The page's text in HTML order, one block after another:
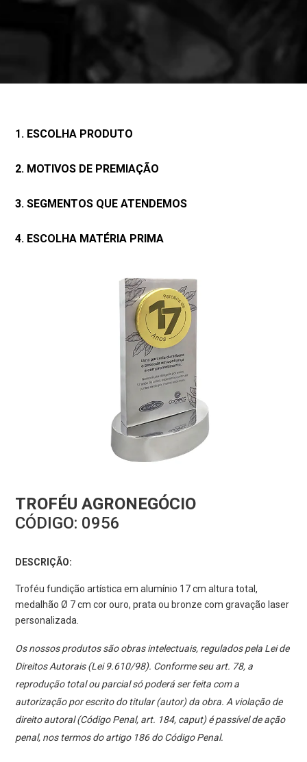
1. ESCOLHA PRODUTO
2. MOTIVOS DE PREMIAÇÃO
3. SEGMENTOS QUE ATENDEMOS
4. ESCOLHA MATÉRIA PRIMA
TROFÉU AGRONEGÓCIO
CÓDIGO: 0956
DESCRIÇÃO:
Troféu fundição artística em alumínio 17 cm altura total,
medalhão Ø 7 cm cor ouro, prata ou bronze com gravação laser
personalizada.
Os nossos produtos são obras intelectuais, regulados pela Lei de
Direitos Autorais (Lei 9.610/98). Conforme seu art. 78, a
reprodução total ou parcial só poderá ser feita com a
autorização por escrito do titular (autor) da obra. A violação de
direito autoral (Código Penal, art. 184, caput) é passível de ação
penal, nos termos do artigo 186 do Código Penal.